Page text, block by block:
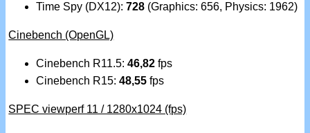
Time Spy (DX12):728 (Graphics: 656, Physics: 1962)
Cinebench (OpenGL)
Cinebench R11.5:46,82 fps
Cinebench R15:48,55 fps
SPEC viewperf 11 / 1280x1024 (fps)